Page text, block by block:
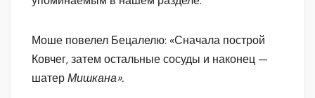
Моше повелел Бецалелю: «Сначала построй
Ковчег, затем остальные сосуды и наконец —
шатерМишкана».